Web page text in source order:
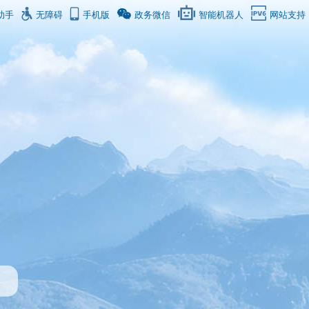
手 无障碍 手机版 政务微信 智能机器人 网站支持